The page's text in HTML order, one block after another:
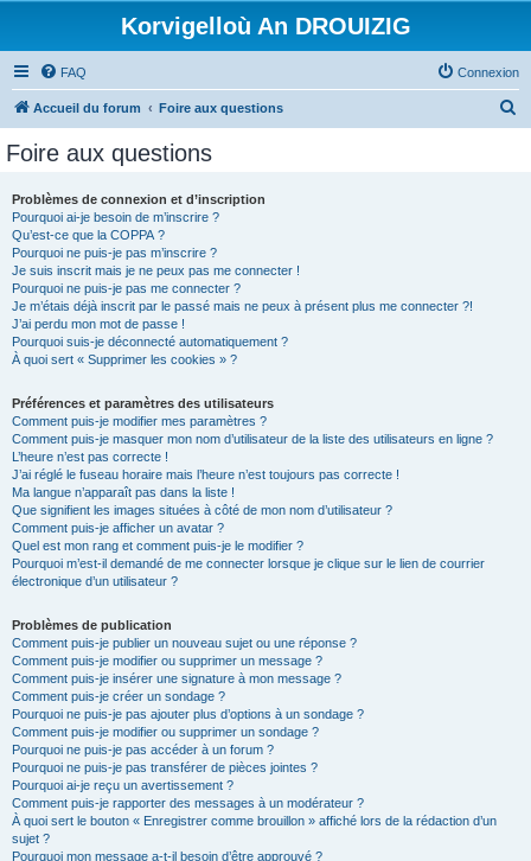
Korvigelloù An DROUIZIG
FAQ Connexion
Accueil du forum Foire aux questions
Foire aux questions
Problèmes de connexion et d’inscription
Pourquoi ai-je besoin de m’inscrire ?
Qu’est-ce que la COPPA ?
Pourquoi ne puis-je pas m’inscrire ?
Je suis inscrit mais je ne peux pas me connecter !
Pourquoi ne puis-je pas me connecter ?
Je m’étais déjà inscrit par le passé mais ne peux à présent plus me connecter ?!
J’ai perdu mon mot de passe !
Pourquoi suis-je déconnecté automatiquement ?
À quoi sert « Supprimer les cookies » ?
Préférences et paramètres des utilisateurs
Comment puis-je modifier mes paramètres ?
Comment puis-je masquer mon nom d’utilisateur de la liste des utilisateurs en ligne ?
L’heure n’est pas correcte !
J’ai réglé le fuseau horaire mais l’heure n’est toujours pas correcte !
Ma langue n’apparaît pas dans la liste !
Que signifient les images situées à côté de mon nom d’utilisateur ?
Comment puis-je afficher un avatar ?
Quel est mon rang et comment puis-je le modifier ?
Pourquoi m’est-il demandé de me connecter lorsque je clique sur le lien de courrier
électronique d’un utilisateur ?
Problèmes de publication
Comment puis-je publier un nouveau sujet ou une réponse ?
Comment puis-je modifier ou supprimer un message ?
Comment puis-je insérer une signature à mon message ?
Comment puis-je créer un sondage ?
Pourquoi ne puis-je pas ajouter plus d’options à un sondage ?
Comment puis-je modifier ou supprimer un sondage ?
Pourquoi ne puis-je pas accéder à un forum ?
Pourquoi ne puis-je pas transférer de pièces jointes ?
Pourquoi ai-je reçu un avertissement ?
Comment puis-je rapporter des messages à un modérateur ?
À quoi sert le bouton « Enregistrer comme brouillon » affiché lors de la rédaction d’un
sujet ?
Pourquoi mon message a-t-il besoin d’être approuvé ?